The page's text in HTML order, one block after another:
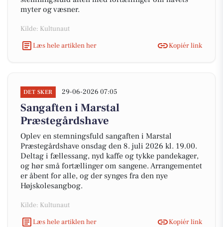
myter og væsner.
Kilde: Kultunaut
Læs hele artiklen her
Kopiér link
DET SKER 29-06-2026 07:05
Sangaften i Marstal
Præstegårdshave
Oplev en stemningsfuld sangaften i Marstal
Præstegårdshave onsdag den 8. juli 2026 kl. 19.00.
Deltag i fællessang, nyd kaffe og tykke pandekager,
og hør små fortællinger om sangene. Arrangementet
er åbent for alle, og der synges fra den nye
Højskolesangbog.
Kilde: Kultunaut
Læs hele artiklen her
Kopiér link